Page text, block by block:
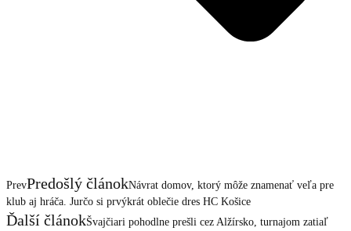
PrevPredošlý článokNávrat domov, ktorý môže znamenať veľa pre
klub aj hráča. Jurčo si prvýkrát oblečie dres HC Košice
Ďalší článokŠvajčiari pohodlne prešli cez Alžírsko, turnajom zatiaľ